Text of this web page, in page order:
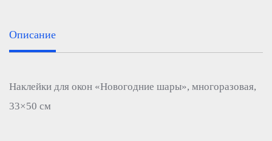
Описание
Наклейки для окон «Новогодние шары», многоразовая,
33×50 см